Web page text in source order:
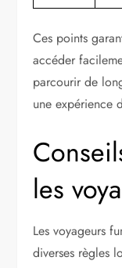
Ces points
accéder
parcourir de
une expérience
les
Les voyageurs
diverses règles